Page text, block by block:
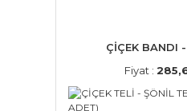
ÇİÇEK BANDI
Fiyat :